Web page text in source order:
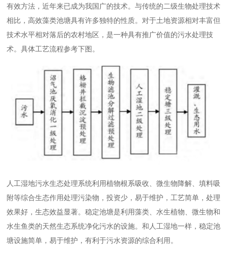
有效方法，近年来已成为我国广的技术。与传统的二级生物处理技术
相比，高效藻类池塘具有许多独特的性质。对于土地资源相对丰富但
技术水平相对落后的农村地区，是一种具有推广价值的污水处理技
术。具体工艺流程参考下图。
人工湿地污水生态处理系统利用植物根系吸收、微生物降解、填料吸
附等综合生态作用处理污染物，投资少，易于维护，工艺简单，处理
效果好，生态效益显著。稳定池塘是利用藻类、水生植物、微生物和
水生鱼类的天然生态系统净化污水的设施。和人工湿地一样，稳定池
塘设施简单，易于维护，有利于污水资源的综合利用。